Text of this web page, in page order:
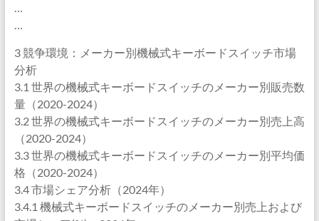
…
…
3 競争環境：メーカー別機械式キーボードスイッチ市場
分析
3.1 世界の機械式キーボードスイッチのメーカー別販売数
量（2020-2024）
3.2 世界の機械式キーボードスイッチのメーカー別売上高
（2020-2024）
3.3 世界の機械式キーボードスイッチのメーカー別平均価
格（2020-2024）
3.4 市場シェア分析（2024年）
3.4.1 機械式キーボードスイッチのメーカー別売上および